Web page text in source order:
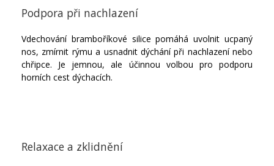
Podpora při nachlazení
Vdechování bramboříkové silice pomáhá uvolnit ucpaný
nos, zmírnit rýmu a usnadnit dýchání při nachlazení nebo
chřipce. Je jemnou, ale účinnou volbou pro podporu
horních cest dýchacích.
Relaxace a zklidnění